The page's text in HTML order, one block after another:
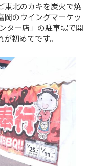
東北のカキを炭火で焼
岡のウイングマーケッ
ター店」の駐車場で開
初めてです。